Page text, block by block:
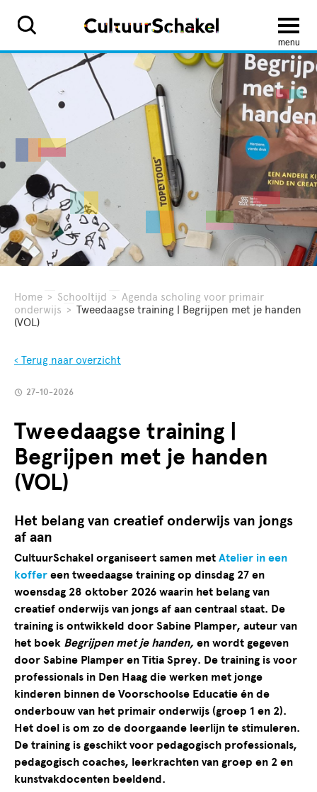
menu
Home > Schooltijd > Agenda scholing voor primair
onderwijs > Tweedaagse training | Begrijpen met je handen
(VOL)
‹ Terug naar overzicht
27-10-2026
Tweedaagse training |
Begrijpen met je handen
(VOL)
Het belang van creatief onderwijs van jongs
af aan
CultuurSchakel organiseert samen met Atelier in een
koffer een tweedaagse training op dinsdag 27 en
woensdag 28 oktober 2026 waarin het belang van
creatief onderwijs van jongs af aan centraal staat. De
training is ontwikkeld door Sabine Plamper, auteur van
het boek Begrijpen met je handen, en wordt gegeven
door Sabine Plamper en Titia Sprey. De training is voor
professionals in Den Haag die werken met jonge
kinderen binnen de Voorschoolse Educatie én de
onderbouw van het primair onderwijs (groep 1 en 2).
Het doel is om zo de doorgaande leerlijn te stimuleren.
De training is geschikt voor pedagogisch professionals,
pedagogisch coaches, leerkrachten van groep en 2 en
kunstvakdocenten beeldend.